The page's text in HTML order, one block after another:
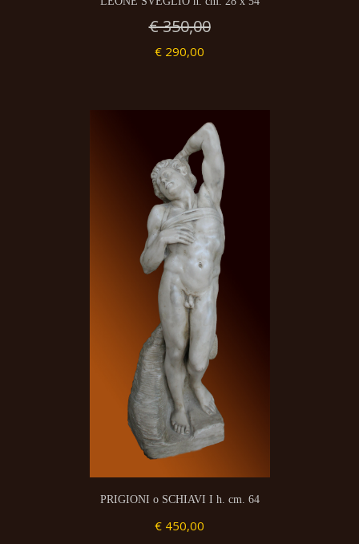
€ 350,00
€ 290,00
PRIGIONI o SCHIAVI I h. cm. 64
€ 450,00